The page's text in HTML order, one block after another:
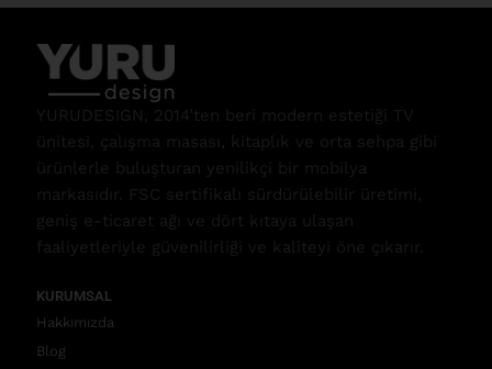
YURUDESIGN, 2014’ten beri modern estetiği TV
ünitesi, çalışma masası, kitaplık ve orta sehpa gibi
ürünlerle buluşturan yenilikçi bir mobilya
markasıdır. FSC sertifikalı sürdürülebilir üretimi,
geniş e-ticaret ağı ve dört kıtaya ulaşan
faaliyetleriyle güvenilirliği ve kaliteyi öne çıkarır.
KURUMSAL
Hakkımızda
Blog